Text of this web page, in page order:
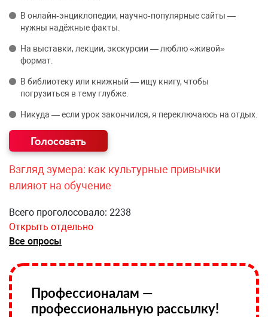
В онлайн‑энциклопедии, научно‑популярные сайты —
нужны надёжные факты.
На выставки, лекции, экскурсии — люблю «живой»
формат.
В библиотеку или книжный — ищу книгу, чтобы
погрузиться в тему глубже.
Никуда — если урок закончился, я переключаюсь на отдых.
Взгляд зумера: как культурные привычки
влияют на обучение
Всего проголосовало: 2238
Открыть отдельно
Все опросы
Профессионалам —
профессиональную рассылку!